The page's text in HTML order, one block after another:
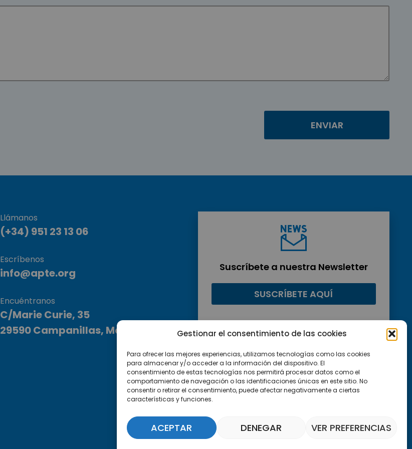
Gestionar el consentimiento de las cookies
Para ofrecer las mejores experiencias, utilizamos tecnologías como las cookies
para almacenar y/o acceder a la información del dispositivo. El
consentimiento de estas tecnologías nos permitirá procesar datos como el
comportamiento de navegación o las identificaciones únicas en este sitio. No
consentir o retirar el consentimiento, puede afectar negativamente a ciertas
características y funciones.
ACEPTAR DENEGAR VER PREFERENCIAS
Llámanos
(+34) 951 23 13 06
Escríbenos
info@apte.org
Encuéntranos
C/Marie Curie, 35
29590 Campanillas, Málaga
Suscríbete a nuestra Newsletter
SUSCRÍBETE AQUÍ